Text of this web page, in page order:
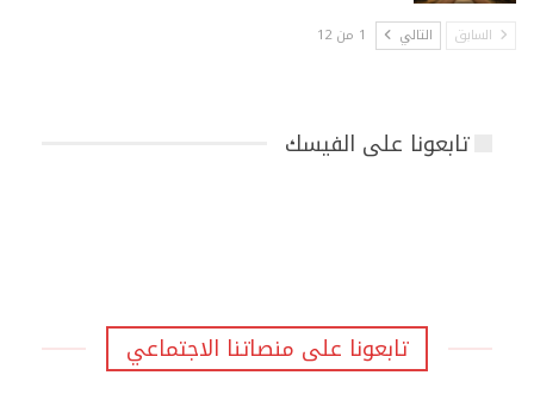
السابق التالي 1 من 12
تابعونا على الفيسك
تابعونا على منصاتنا الاجتماعي